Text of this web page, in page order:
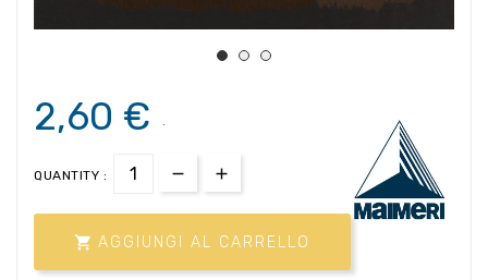
2,60 € .
QUANTITY :
 AGGIUNGI AL CARRELLO